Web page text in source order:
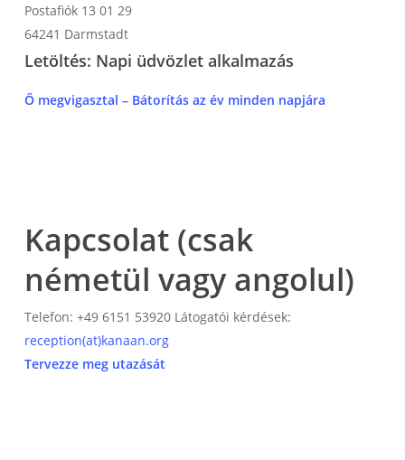
Postafiók 13 01 29
64241 Darmstadt
Letöltés: Napi üdvözlet alkalmazás
Ő megvigasztal – Bátorítás az év minden napjára
Kapcsolat (csak
németül vagy angolul)
Telefon: +49 6151 53920 Látogatói kérdések:
reception(at)kanaan.org
Tervezze meg utazását